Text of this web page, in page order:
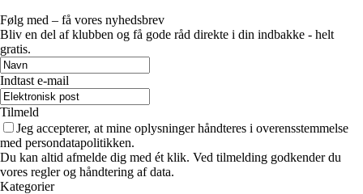
Følg med – få vores nyhedsbrev
Bliv en del af klubben og få gode råd direkte i din indbakke - helt
gratis.
Indtast e-mail
Tilmeld
Jeg accepterer, at mine oplysninger håndteres i overensstemmelse
med persondatapolitikken.
Du kan altid afmelde dig med ét klik. Ved tilmelding godkender du
vores regler og håndtering af data.
Kategorier